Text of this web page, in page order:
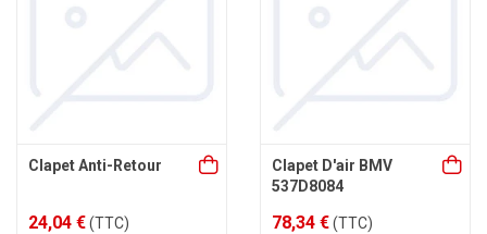
Clapet Anti-Retour
24,04 €(TTC)
Clapet D'air BMV
537D8084
78,34 €(TTC)